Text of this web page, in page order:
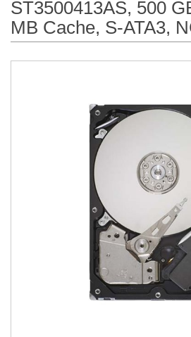
ST3500413AS, 500
MB Cache, S-ATA3,